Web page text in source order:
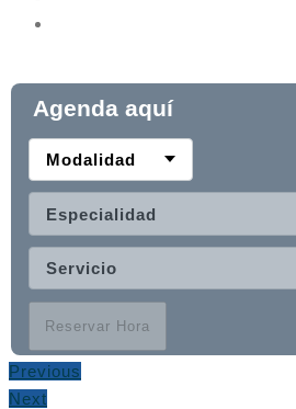
Agenda aquí
Modalidad
Especialidad
Servicio
Reservar Hora
Previous
Next